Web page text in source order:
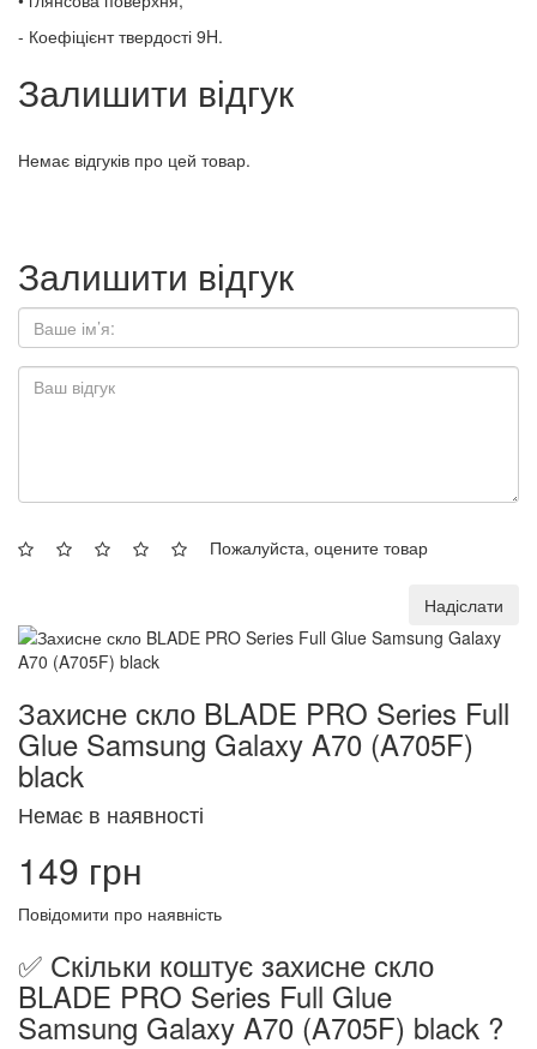
- Коефіцієнт твердості 9H.
Залишити відгук
Немає відгуків про цей товар.
Залишити відгук
Пожалуйста, оцените товар
Надіслати
Захисне скло BLADE PRO Series Full
Glue Samsung Galaxy A70 (A705F)
black
Немає в наявності
149 грн
Повідомити про наявність
✅ Скільки коштує захисне скло
BLADE PRO Series Full Glue
Samsung Galaxy A70 (A705F) black ?